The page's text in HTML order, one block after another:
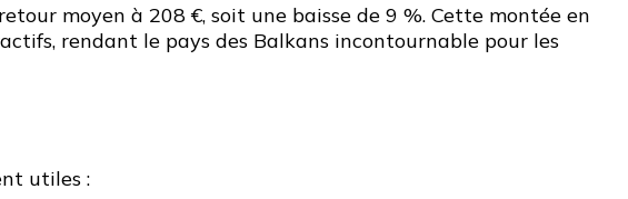
moyen à 208 €, soit une baisse de 9 %. Cette montée en
rendant le pays des Balkans incontournable pour les
utiles :